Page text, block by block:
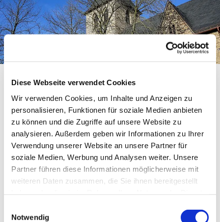
Diese Webseite verwendet Cookies
Wir verwenden Cookies, um Inhalte und Anzeigen zu
personalisieren, Funktionen für soziale Medien anbieten
zu können und die Zugriffe auf unsere Website zu
analysieren. Außerdem geben wir Informationen zu Ihrer
Verwendung unserer Website an unsere Partner für
soziale Medien, Werbung und Analysen weiter. Unsere
Partner führen diese Informationen möglicherweise mit
weiteren Daten zusammen, die Sie ihnen bereitgestellt
Notwendig
Wer arbeitet in unserer Gemeinde?
Wen kann ich fragen, wenn...?
An wen kann ich mich wenden, wenn...?
Wer ist verantwortlich für...?
Hier können Sie uns kennenlernen!
---unten bitte anklicken----
Gemeindebrief